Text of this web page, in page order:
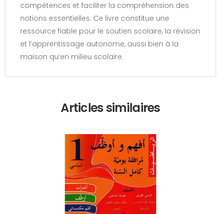
compétences et faciliter la compréhension des
notions essentielles. Ce livre constitue une
ressource fiable pour le soutien scolaire, la révision
et l’apprentissage autonome, aussi bien à la
maison qu’en milieu scolaire.
Articles similaires